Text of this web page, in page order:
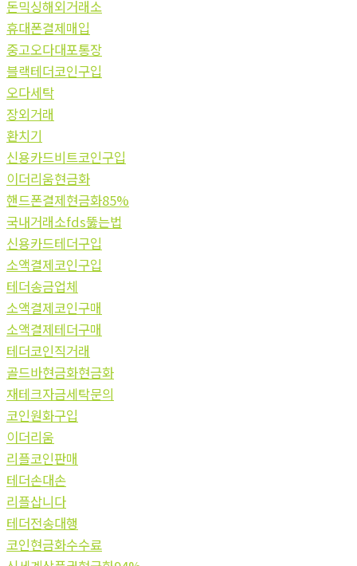
돈믹싱해외거래소
휴대폰결제매입
중고오다대포통장
블랙테더코인구입
오다세탁
장외거래
환치기
신용카드비트코인구입
이더리움현금화
핸드폰결제현금화85%
국내거래소fds뚫는법
신용카드테더구입
소액결제코인구입
테더송금업체
소액결제코인구매
소액결제테더구매
테더코인직거래
골드바현금화현금화
재테크자금세탁문의
코인원화구입
이더리움
리플코인판매
테더손대손
리플삽니다
테더전송대행
코인현금화수수료